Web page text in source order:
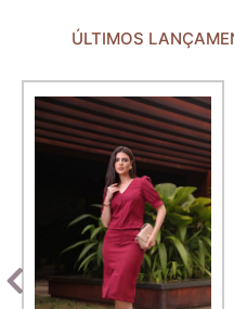
ÚLTIMOS